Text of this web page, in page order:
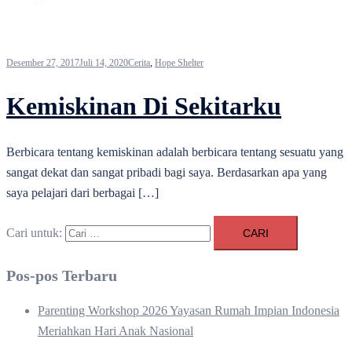
Desember 27, 2017Juli 14, 2020Cerita, Hope Shelter
Kemiskinan Di Sekitarku
Berbicara tentang kemiskinan adalah berbicara tentang sesuatu yang
sangat dekat dan sangat pribadi bagi saya. Berdasarkan apa yang
saya pelajari dari berbagai […]
Cari untuk:
Pos-pos Terbaru
Parenting Workshop 2026 Yayasan Rumah Impian Indonesia
Meriahkan Hari Anak Nasional